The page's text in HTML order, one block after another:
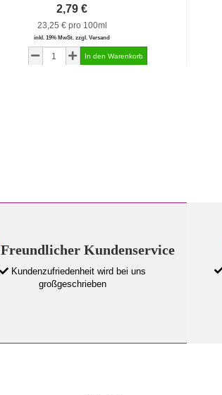
2,79 €
23,25 € pro 100ml
inkl. 19% MwSt. zzgl. Versand
Freundlicher Kundenservice
Kundenzufriedenheit wird bei uns
großgeschrieben